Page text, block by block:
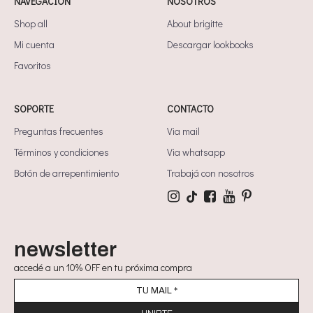
Shop all
Mi cuenta
Favoritos
About brigitte
Descargar lookbooks
SOPORTE
Preguntas frecuentes
Términos y condiciones
Botón de arrepentimiento
CONTACTO
Via mail
Via whatsapp
Trabajá con nosotros
newsletter
accedé a un 10% OFF en tu próxima compra